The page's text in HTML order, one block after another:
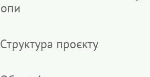
Структура проєкту